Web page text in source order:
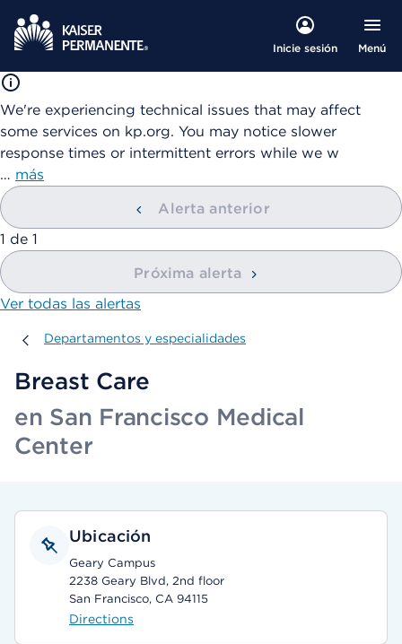
Inicie sesión Menú
We're experiencing technical issues that may affect
some services on kp.org. You may notice slower
response times or intermittent errors while we w
… más
Alerta anterior
mostrando
1 de 1
Próxima alerta
Ver todas las alertas
Departamentos y especialidades
Departamentos y especialidades
Breast Care
en San Francisco Medical
Center
Ubicación
Geary Campus
2238 Geary Blvd, 2nd floor
San Francisco, CA 94115
Directions